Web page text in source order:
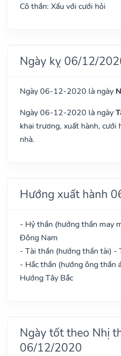
Cô thần: Xấu với cưới hỏi
Ngày kỵ 06/12/
Ngày 06-12-2020 là ngày
Ngày 06-12-2020 là ngày
khai trương, xuất hành, cưới
nhà.
Hướng xuất hành
- Hỷ thần (hướng thần may
Đông Nam
- Tài thần (hướng thần tài) -
- Hắc thần (hướng ông thần
Hướng Tây Bắc
Ngày tốt theo Nhị
06/12/2020